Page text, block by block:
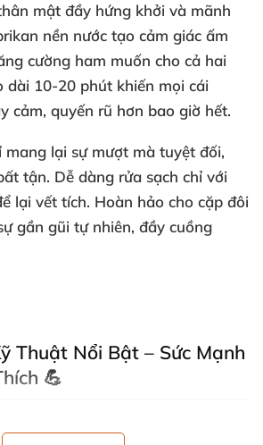
mật đầy hứng khởi và mãnh
nền nước tạo cảm giác ấm
cường ham muốn cho cả hai
dài 10-20 phút khiến mọi cái
cảm, quyến rũ hơn bao giờ hết.
lại sự mượt mà tuyệt đối,
tận. Dễ dàng rửa sạch chỉ với
lại vết tích. Hoàn hảo cho cặp đôi
gần gũi tự nhiên, đầy cuồng
Thuật Nổi Bật – Sức Mạnh
💪